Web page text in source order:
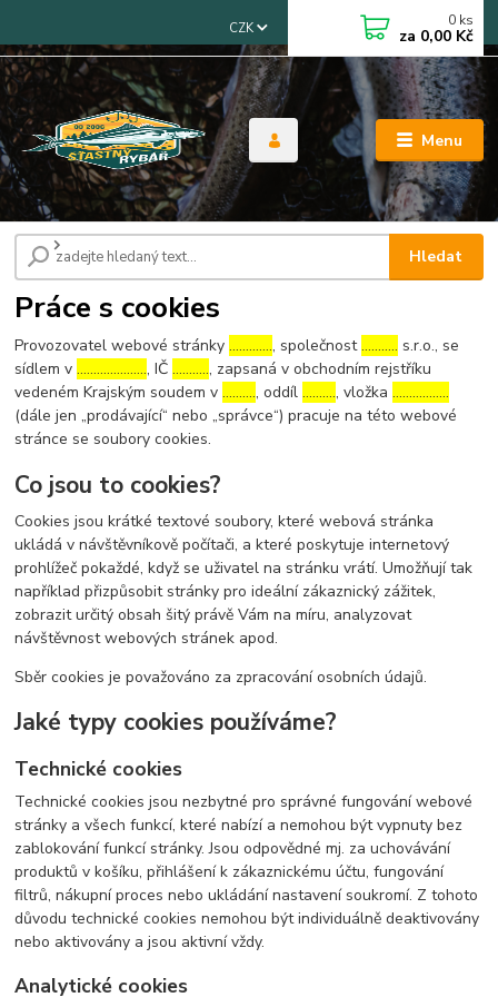
Menu
CZK
Hledat
0 ks
za 0,00 Kč
Úvod Práce s cookies
Práce s cookies
Provozovatel webové stránky…………., společnost……….. s.r.o., se
sídlem v…………………, IČ……….., zapsaná v obchodním rejstříku
vedeném Krajským soudem v………., oddíl………., vložka……………..
(dále jen „prodávající“ nebo „správce“) pracuje na této webové
stránce se soubory cookies.
Co jsou to cookies?
Cookies jsou krátké textové soubory, které webová stránka
ukládá v návštěvníkově počítači, a které poskytuje internetový
prohlížeč pokaždé, když se uživatel na stránku vrátí. Umožňují tak
například přizpůsobit stránky pro ideální zákaznický zážitek,
zobrazit určitý obsah šitý právě Vám na míru, analyzovat
návštěvnost webových stránek apod.
Sběr cookies je považováno za zpracování osobních údajů.
Jaké typy cookies používáme?
Technické cookies
Technické cookies jsou nezbytné pro správné fungování webové
stránky a všech funkcí, které nabízí a nemohou být vypnuty bez
zablokování funkcí stránky. Jsou odpovědné mj. za uchovávání
produktů v košíku, přihlášení k zákaznickému účtu, fungování
filtrů, nákupní proces nebo ukládání nastavení soukromí. Z tohoto
důvodu technické cookies nemohou být individuálně deaktivovány
nebo aktivovány a jsou aktivní vždy.
Analytické cookies